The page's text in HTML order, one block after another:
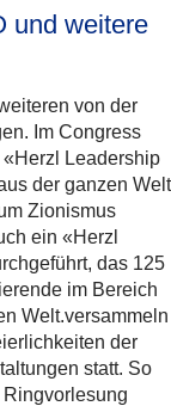
und weitere
von der
Im Congress
Leadership
der ganzen Welt
Zionismus
ein «Herzl
das 125
im Bereich
Welt.versammeln
der
statt. So